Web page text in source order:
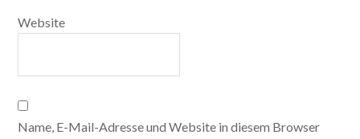
Website
Name, E-Mail-Adresse und Website in diesem Browser